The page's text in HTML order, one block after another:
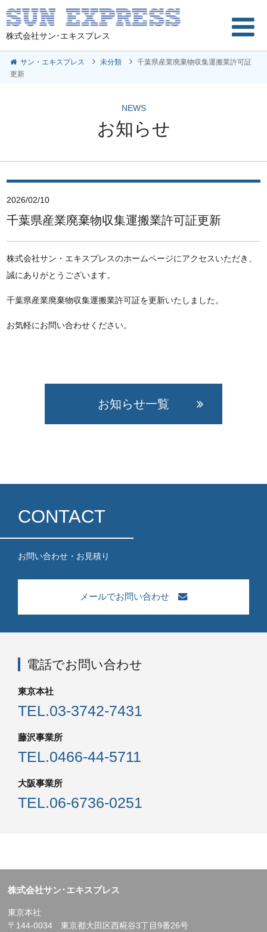
株式会社サン･エキスプレス
サン・エキスプレス 未分類
千葉県産業廃棄物収集運搬業許可証
更新
NEWS
お知らせ
2026/02/10
千葉県産業廃棄物収集運搬業許可証更新
株式会社サン・エキスプレスのホームページにアクセスいただき、
誠にありがとうございます。
千葉県産業廃棄物収集運搬業許可証を更新いたしました。
お気軽にお問い合わせください。
お知らせ一覧
CONTACT
お問い合わせ・お見積り
メールでお問い合わせ
電話でお問い合わせ
東京本社
TEL.03-3742-7431
藤沢事業所
TEL.0466-44-5711
大阪事業所
TEL.06-6736-0251
株式会社サン･エキスプレス
東京本社
〒144-0034 東京都大田区西糀谷3丁目9番26号